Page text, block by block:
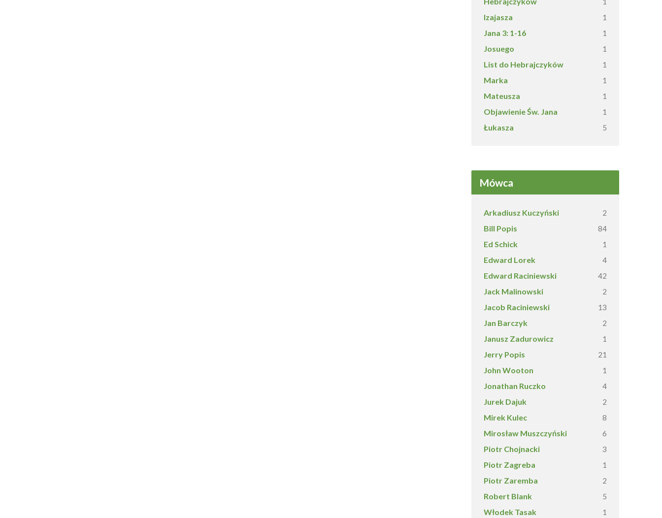
Izajasza 1
Jana 3: 1-16 1
Josuego 1
List do Hebrajczyków 1
Marka 1
Mateusza 1
Objawienie Św. Jana 1
Łukasza 5
Mówca
Arkadiusz Kuczyński 2
Bill Popis 84
Ed Schick 1
Edward Lorek 4
Edward Raciniewski 42
Jack Malinowski 2
Jacob Raciniewski 13
Jan Barczyk 2
Janusz Zadurowicz 1
Jerry Popis 21
John Wooton 1
Jonathan Ruczko 4
Jurek Dajuk 2
Mirek Kulec 8
Mirosław Muszczyński 6
Piotr Chojnacki 3
Piotr Zagreba 1
Piotr Zaremba 2
Robert Blank 5
Włodek Tasak 1